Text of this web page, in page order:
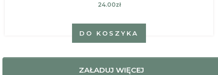
24.00zł
DO KOSZYKA
ZAŁADUJ WIĘCEJ